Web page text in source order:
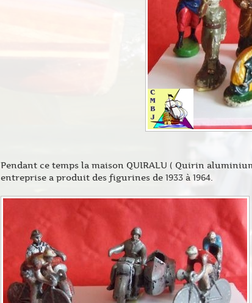
Pendant ce temps la maison QUIRALU ( Quirin
entreprise a produit des figurines de 1933 à 1964.